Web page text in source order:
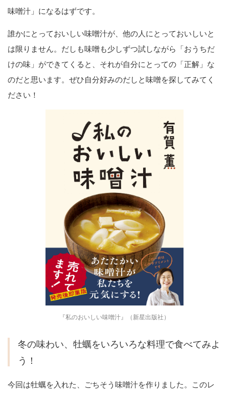
味噌汁」になるはずです。
誰かにとっておいしい味噌汁が、他の人にとっておいしいと
は限りません。だしも味噌も少しずつ試しながら「おうちだ
けの味」ができてくると、それが自分にとっての「正解」な
のだと思います。ぜひ自分好みのだしと味噌を探してみてく
ださい！
『私のおいしい味噌汁』（新星出版社）
冬の味わい、牡蠣をいろいろな料理で食べてみよ
う！
今回は牡蠣を入れた、ごちそう味噌汁を作りました。このレ